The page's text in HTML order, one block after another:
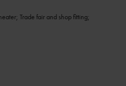
Trade fair and shop fitting;